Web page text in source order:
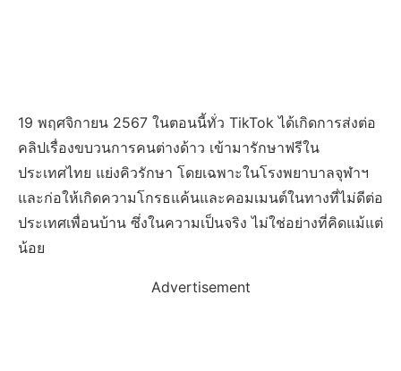
19 พฤศจิกายน 2567 ในตอนนี้ทั่ว TikTok ได้เกิดการส่งต่อ
คลิปเรื่องขบวนการคนต่างด้าว เข้ามารักษาฟรีใน
ประเทศไทย แย่งคิวรักษา โดยเฉพาะในโรงพยาบาลจุฬาฯ
และก่อให้เกิดความโกรธแค้นและคอมเมนต์ในทางที่ไม่ดีต่อ
ประเทศเพื่อนบ้าน ซึ่งในความเป็นจริง ไม่ใช่อย่างที่คิดแม้แต่
น้อย
Advertisement